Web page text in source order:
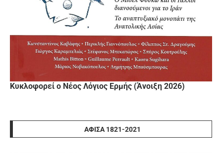
Κυκλοφορεί ο Νέος Λόγιος Ερμής (Άνοιξη 2026)
ΑΦΊΣΑ 1821-2021